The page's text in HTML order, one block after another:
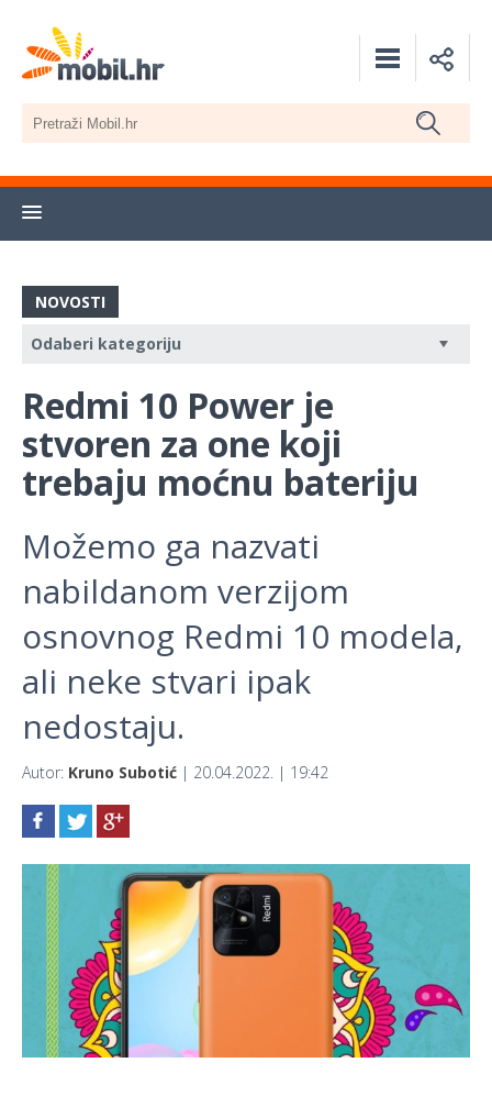
NOVOSTI
Redmi 10 Power je
stvoren za one koji
trebaju moćnu bateriju
Možemo ga nazvati
nabildanom verzijom
osnovnog Redmi 10 modela,
ali neke stvari ipak
nedostaju.
Autor: Kruno Subotić | 20.04.2022. | 19:42